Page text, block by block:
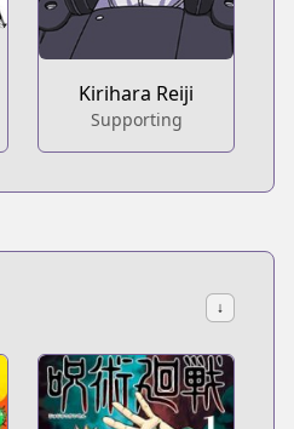
Kirihara Reiji
Supporting
↓